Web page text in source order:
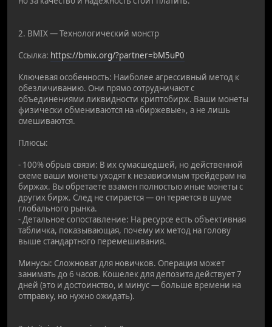
2. BMIX — Технологический монстр
Ссылка: https://bmix.org/?partner=bM5uP0
Ключевая особенность: Наиболее агрессивный метод к
обезличиванию. Они прямо сотрудничают с
объединениями ликвидности криптобирж. Ваши монеты
физически обмениваются на «биржевые», а не лишь
смешиваются.
Плюсы:
- 100% обрыв связи: В их сумасшедшей, но действенной
схеме ваши монеты уходят к независимым трейдерам на
биржах. Вы обретаете взамен полностью иные монеты с
других бирж. След не стирается — он теряется в шуме
глобального рынка.
- Детальное сопоставление: На ресурсе есть объективная
табличка, показывающая, почему их метод на голову
выше стандартного перемешивания.
Минусы: Сложноват для новичков. Операция может
занимать до 6 часов. Кошелек для депозита действует 7
дней (это и достоинство, и минус — больше времени на
отправку, но нужно ожидать).